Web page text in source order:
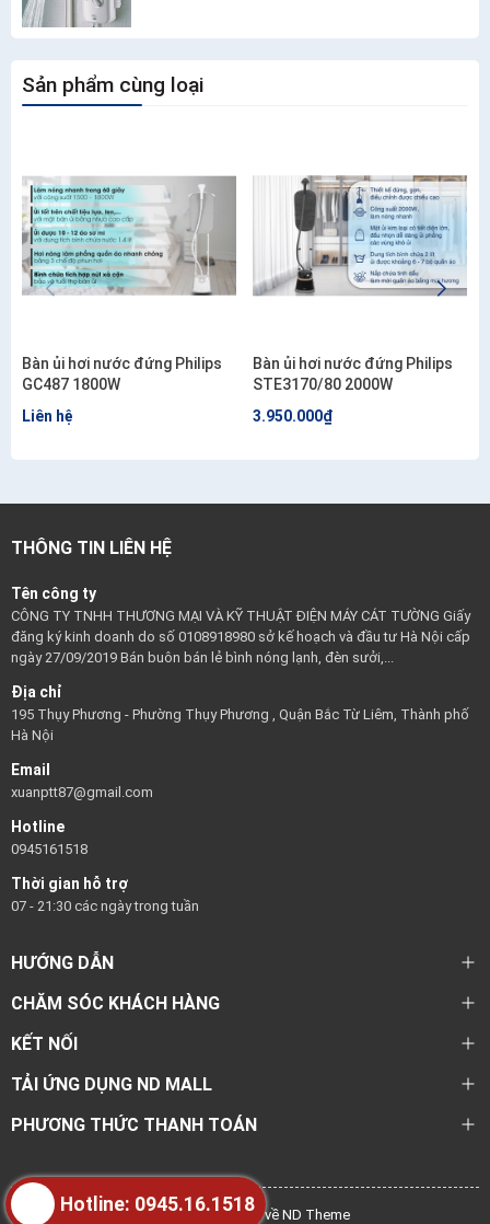
Sản phẩm cùng loại
Bàn ủi hơi nước đứng Philips
GC487 1800W
Liên hệ
Bàn ủi hơi nước đứng Philips
STE3170/80 2000W
3.950.000₫
THÔNG TIN LIÊN HỆ
Tên công ty
CÔNG TY TNHH THƯƠNG MẠI VÀ KỸ THUẬT ĐIỆN MÁY CÁT TƯỜNG Giấy
đăng ký kinh doanh do số 0108918980 sở kế hoạch và đầu tư Hà Nội cấp
ngày 27/09/2019 Bán buôn bán lẻ bình nóng lạnh, đèn sưởi,...
Địa chỉ
195 Thụy Phương - Phường Thụy Phương , Quận Bắc Từ Liêm, Thành phố
Hà Nội
Email
xuanptt87@gmail.com
Hotline
0945161518
Thời gian hỗ trợ
07 - 21:30 các ngày trong tuần
HƯỚNG DẪN
CHĂM SÓC KHÁCH HÀNG
KẾT NỐI
TẢI ỨNG DỤNG ND MALL
PHƯƠNG THỨC THANH TOÁN
@ Bản quyền thuộc về ND Theme
Hotline: 0945.16.1518